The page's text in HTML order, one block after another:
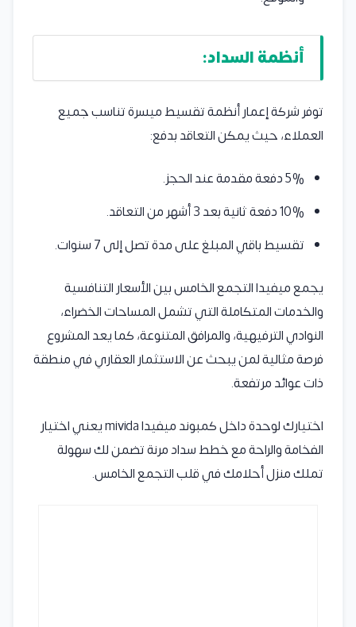
أنظمة السداد:
توفر شركة إعمار أنظمة تقسيط ميسرة تناسب جميع
العملاء، حيث يمكن التعاقد بدفع:
5% دفعة مقدمة عند الحجز.
10% دفعة ثانية بعد 3 أشهر من التعاقد.
تقسيط باقي المبلغ على مدة تصل إلى 7 سنوات.
يجمع ميفيدا التجمع الخامس بين الأسعار التنافسية
والخدمات المتكاملة التي تشمل المساحات الخضراء،
النوادي الترفيهية، والمرافق المتنوعة، كما يعد المشروع
فرصة مثالية لمن يبحث عن الاستثمار العقاري في منطقة
ذات عوائد مرتفعة.
اختيارك لوحدة داخل كمبوند ميفيدا mivida يعني اختيار
الفخامة والراحة مع خطط سداد مرنة تضمن لك سهولة
تملك منزل أحلامك في قلب التجمع الخامس.